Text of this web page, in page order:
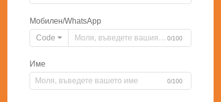
Мобилен/WhatsApp
Code
0/100
Име
0/100